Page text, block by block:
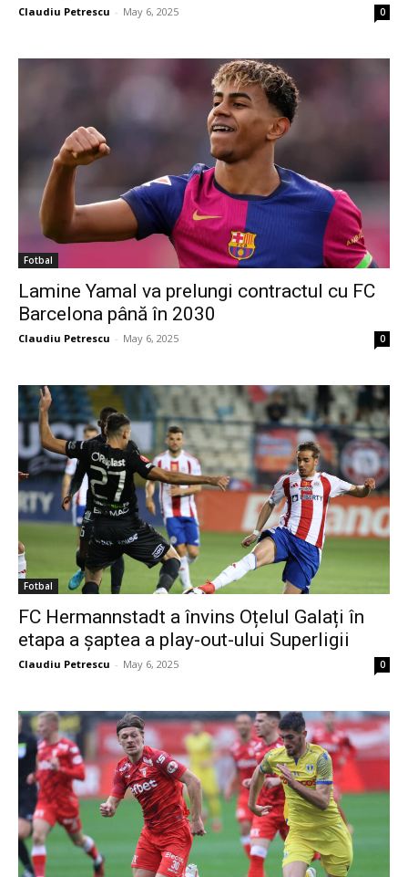
Claudiu Petrescu - May 6, 2025 0
Fotbal
Lamine Yamal va prelungi contractul cu FC
Barcelona până în 2030
Claudiu Petrescu - May 6, 2025 0
Fotbal
FC Hermannstadt a învins Oțelul Galați în
etapa a șaptea a play-out-ului Superligii
Claudiu Petrescu - May 6, 2025 0